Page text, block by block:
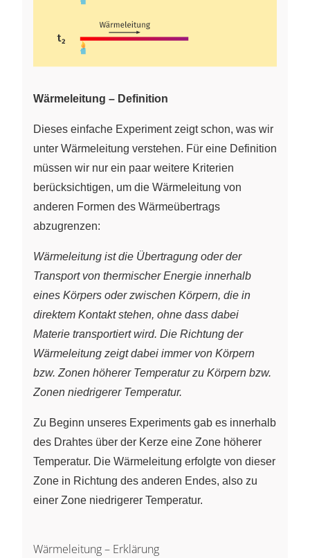
Wärmeleitung – Definition
Dieses einfache Experiment zeigt schon, was wir
unter Wärmeleitung verstehen. Für eine Definition
müssen wir nur ein paar weitere Kriterien
berücksichtigen, um die Wärmeleitung von
anderen Formen des Wärmeübertrags
abzugrenzen:
Wärmeleitung ist die Übertragung oder der
Transport von thermischer Energie innerhalb
eines Körpers oder zwischen Körpern, die in
direktem Kontakt stehen, ohne dass dabei
Materie transportiert wird. Die Richtung der
Wärmeleitung zeigt dabei immer von Körpern
bzw. Zonen höherer Temperatur zu Körpern bzw.
Zonen niedrigerer Temperatur.
Zu Beginn unseres Experiments gab es innerhalb
des Drahtes über der Kerze eine Zone höherer
Temperatur. Die Wärmeleitung erfolgte von dieser
Zone in Richtung des anderen Endes, also zu
einer Zone niedrigerer Temperatur.
Wärmeleitung – Erklärung